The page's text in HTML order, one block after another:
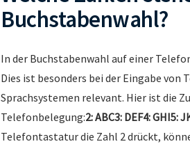
Buchstabenwahl?
In der Buchstabenwahl auf einer
Dies ist besonders bei der Eingabe
Sprachsystemen relevant. Hier ist die
Telefonbelegung:2: ABC3: DEF4: GHI5:
Telefontastatur die Zahl 2 drückt,